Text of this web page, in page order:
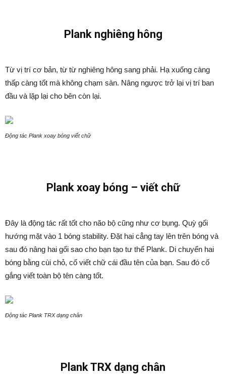
Plank nghiêng hông
Từ vị trí cơ bản, từ từ nghiêng hông sang phải. Hạ xuống càng
thấp càng tốt mà không chạm sàn. Nâng ngược trở lại vị trí ban
đầu và lặp lại cho bên còn lại.
Động tác Plank xoay bóng viết chữ
Plank xoay bóng – viết chữ
Đây là động tác rất tốt cho não bộ cũng như cơ bụng. Quỳ gối
hướng mặt vào 1 bóng stability. Đặt hai cẳng tay lên trên bóng và
sau đó nâng hai gối sao cho bạn tạo tư thế Plank. Di chuyển hai
bóng bằng cùi chỏ, cố viết chữ cái đầu tên của bạn. Sau đó cố
gắng viết toàn bộ tên càng tốt.
Động tác Plank TRX dạng chân
Plank TRX dạng chân